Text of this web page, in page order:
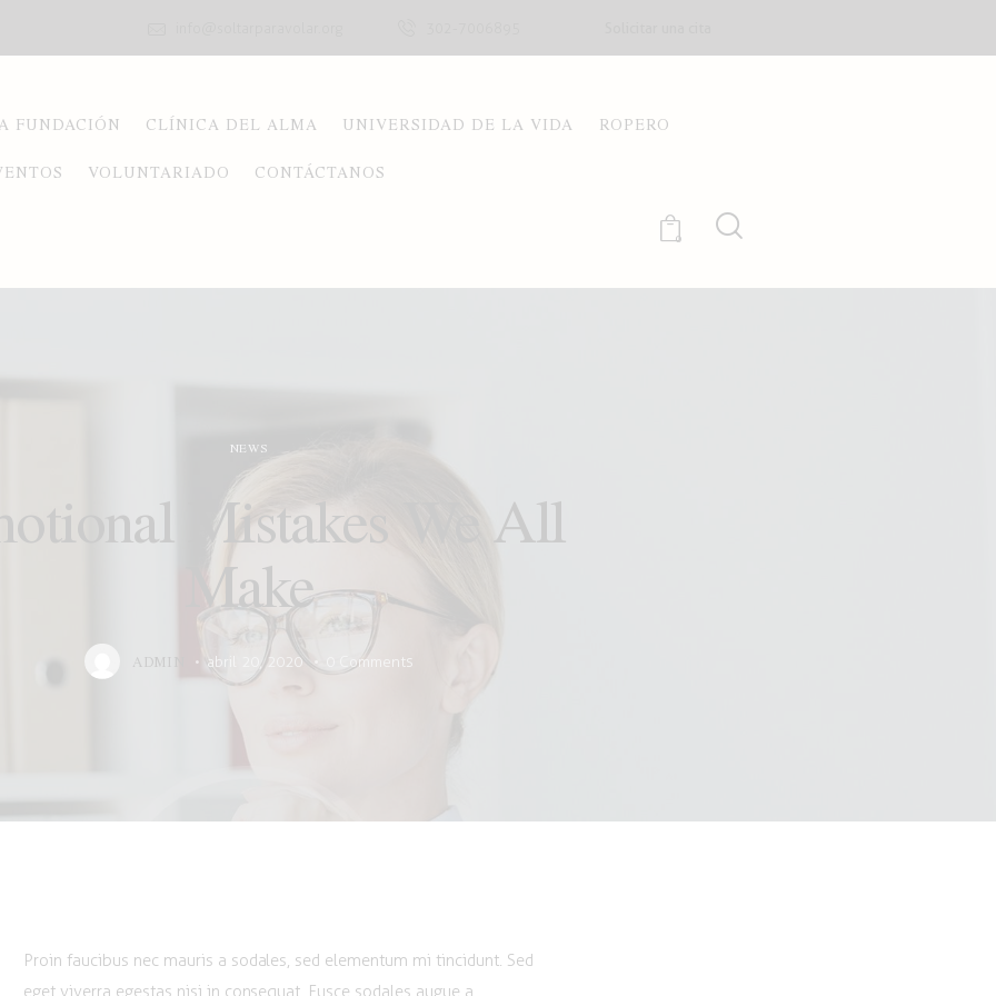
FUNDACIÓN CLÍNICA DEL ALMA UNIVERSIDAD DE LA VIDA ROPERO
VOLUNTARIADO CONTÁCTANOS
0
NEWS
Mistakes We All
Make
ADMIN abril 20, 2020 Comments
Proin faucibus nec mauris a sodales, sed elementum mi tincidunt. Sed
eget viverra egestas nisi in consequat. Fusce sodales augue a